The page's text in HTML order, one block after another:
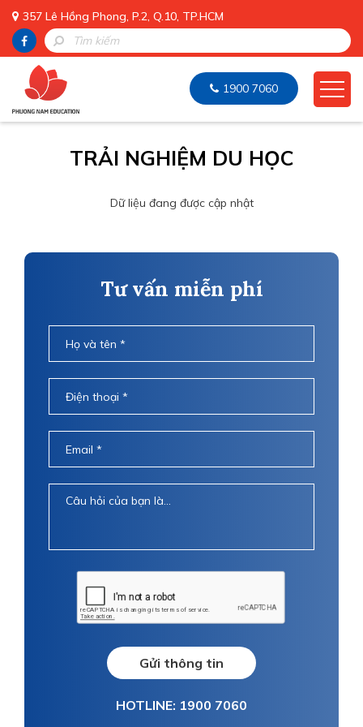
357 Lê Hồng Phong, P.2, Q.10, TP.HCM
1900 7060
TRẢI NGHIỆM DU HỌC
Dữ liệu đang được cập nhật
Tư vấn miễn phí
Gửi thông tin
HOTLINE: 1900 7060